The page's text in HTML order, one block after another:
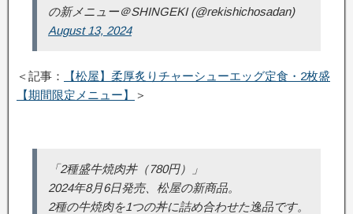
の新メニュー＠SHINGEKI (@rekishichosadan)
August 13, 2024
＜記事：
【松屋】柔厚炙りチャーシューエッグ定食・2枚盛
【期間限定メニュー】
＞
「2種盛牛焼肉丼（780円）」
2024年8月6日発売、松屋の新商品。
2種の牛焼肉を1つの丼に詰め合わせた逸品です。